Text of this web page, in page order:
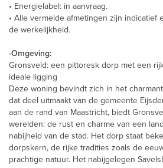
• Energielabel: in aanvraag.
• Alle vermelde afmetingen zijn indicatief
de werkelijkheid.
-Omgeving:
Gronsveld: een pittoresk dorp met een
ideale ligging
Deze woning bevindt zich in het
dat deel uitmaakt van de gemeente
aan de rand van Maastricht, biedt
werelden: de rust en charme van een
nabijheid van de stad. Het dorp staat
dorpskern, de rijke tradities zoals de
prachtige natuur. Het nabijgelegen